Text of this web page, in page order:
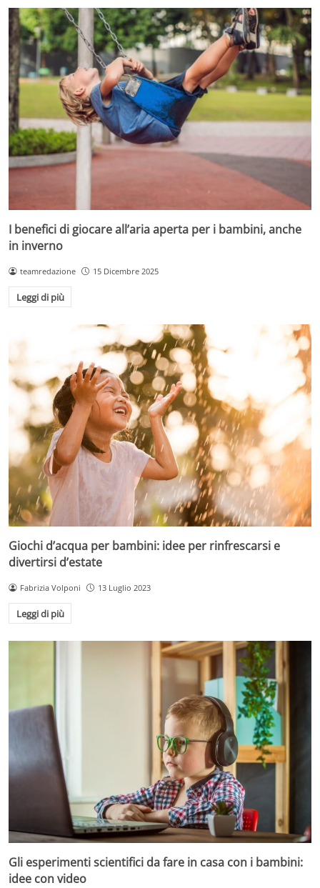
I benefici di giocare all’aria aperta per i bambini, anche
in inverno
teamredazione 15 Dicembre 2025
Leggi di più
Giochi d’acqua per bambini: idee per rinfrescarsi e
divertirsi d’estate
Fabrizia Volponi 13 Luglio 2023
Leggi di più
Gli esperimenti scientifici da fare in casa con i bambini:
idee con video